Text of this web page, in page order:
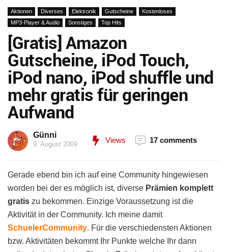
Aktionen Diverses Elektronik Gutscheine
Kostenloses
MP3-Player & Audio
Sonstiges Top Hits
[Gratis] Amazon
Gutscheine, iPod Touch,
iPod nano, iPod shuffle und
mehr gratis für geringen
Aufwand
Günni
9. August 2009 Views 17 comments
Gerade ebend bin ich auf eine Community hingewiesen
worden bei der es möglich ist, diverse Prämien komplett
gratis zu bekommen. Einzige Voraussetzung ist die
Aktivität in der Community. Ich meine damit
SchuelerCommunity. Für die verschiedensten Aktionen
bzw. Aktivitäten bekommt Ihr Punkte welche Ihr dann